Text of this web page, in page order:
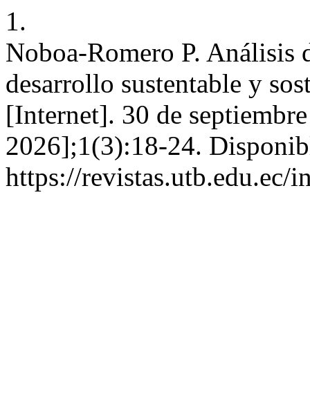
1.
Noboa-Romero P. Análisis
desarrollo sustentable y
[Internet]. 30 de
2026];1(3):18-24.
https://revistas.utb.edu.ec/